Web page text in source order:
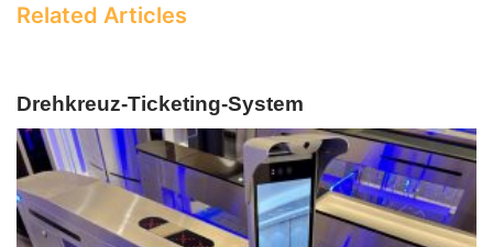
Related Articles
Drehkreuz-Ticketing-System